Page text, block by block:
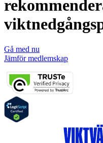
Gå med nu
Jämför medlemskap